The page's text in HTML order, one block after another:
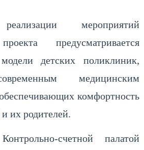
мероприятий
предусматривается
детских поликлиник,
медицинским
комфортность
их родителей.
счетной палатой